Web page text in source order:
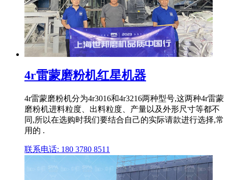
4r雷蒙磨粉机红星机器
4r雷蒙磨粉机分为4r3016和4r3216两种型号,这两种4r雷蒙
磨粉机进料粒度、出料粒度、产量以及外形尺寸等都不
同,所以在选购时我们要结合自己的实际请款进行选择,常
用的 .
联系电话: 180 3780 8511